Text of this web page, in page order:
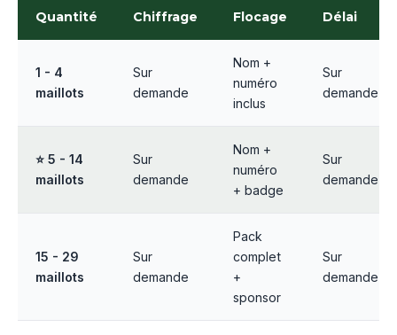
Quantité Chiffrage Flocage Délai
1 - 4
maillots
Sur
demande
Nom +
numéro
inclus
Sur
demande
⭐ 5 - 14
maillots
Sur
demande
Nom +
numéro
+ badge
Sur
demande
15 - 29
maillots
Sur
demande
Pack
complet
+
sponsor
Sur
demande